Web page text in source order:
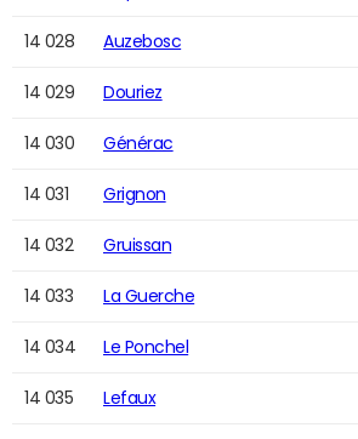
14 028 Auzebosc
14 029 Douriez
14 030 Générac
14 031 Grignon
14 032 Gruissan
14 033 La Guerche
14 034 Le Ponchel
14 035 Lefaux